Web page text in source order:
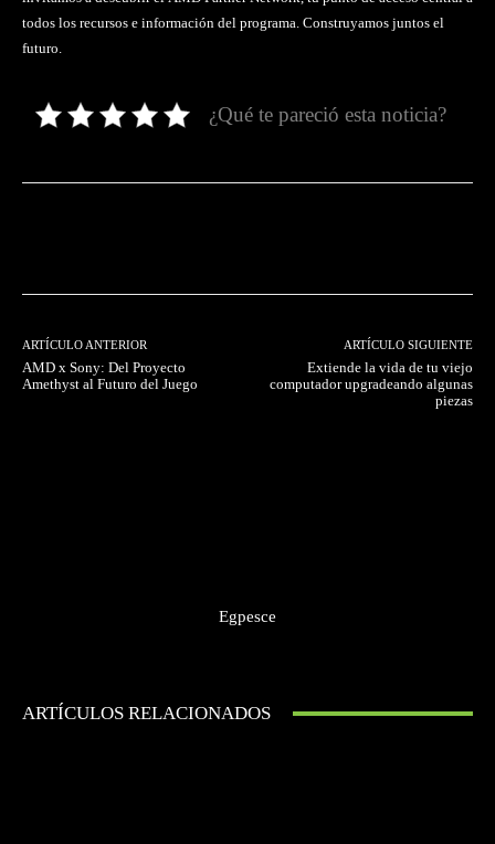
todos los recursos e información del programa. Construyamos juntos el
futuro.
¿Qué te pareció esta noticia?
ARTÍCULO ANTERIOR
AMD x Sony: Del Proyecto
Amethyst al Futuro del Juego
ARTÍCULO SIGUIENTE
Extiende la vida de tu viejo
computador upgradeando algunas
piezas
Egpesce
ARTÍCULOS RELACIONADOS